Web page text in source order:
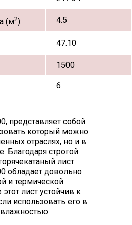
(м2): 4.5
47.10
1500
6
представляет собой
который можно
отраслях, но и в
Благодаря строгой
лист
обладает довольно
и термической
лист устойчив к
использовать его в